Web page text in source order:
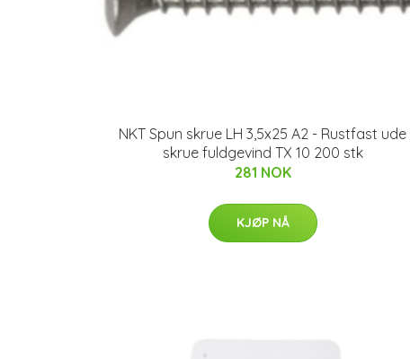
NKT Spun skrue LH 3,5x25 A2 - Rustfast ude
skrue fuldgevind TX 10 200 stk
281 NOK
KJØP NÅ